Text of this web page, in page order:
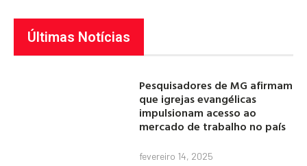
Últimas Notícias
Pesquisadores de MG afirmam
que igrejas evangélicas
impulsionam acesso ao
mercado de trabalho no país
fevereiro 14, 2025